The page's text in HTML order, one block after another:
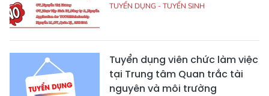
TUYỂN DỤNG - TUYỂN SINH
Tuyển dụng viên chức làm việc
tại Trung tâm Quan trắc tài
nguyên và môi trường